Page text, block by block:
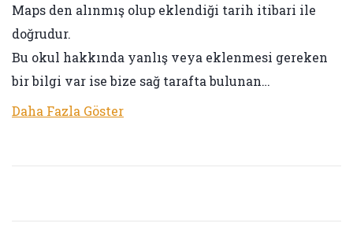
Maps den alınmış olup eklendiği tarih itibari ile
doğrudur.
Bu okul hakkında yanlış veya eklenmesi gereken
bir bilgi var ise bize sağ tarafta bulunan…
Daha Fazla Göster